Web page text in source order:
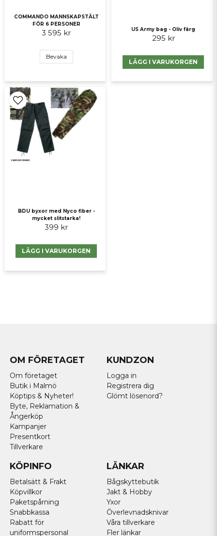
COMMANDO MANNSKAPSTÄLT
FÖR 6 PERSONER
3 595 kr
Bevaka
US Army bag - Oliv färg
295 kr
LÄGG I VARUKORGEN
BDU byxor med Nyco fiber -
mycket slitstarka!
399 kr
LÄGG I VARUKORGEN
OM FÖRETAGET
Om företaget
Butik i Malmö
Köptips & Nyheter!
Byte, Reklamation &
Ångerköp
Kampanjer
Presentkort
Tillverkare
KUNDZON
Logga in
Registrera dig
Glömt lösenord?
KÖPINFO
Betalsätt & Frakt
Köpvillkor
Paketspårning
Snabbkassa
Rabatt för
uniformspersonal
LÄNKAR
Bågskyttebutik
Jakt & Hobby
Yxor
Överlevnadsknivar
Våra tillverkare
Fler länkar